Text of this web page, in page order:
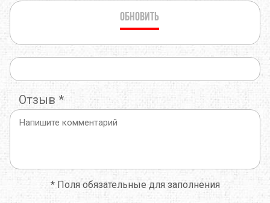
Обновить
Отзыв *
*Поля обязательные для заполнения